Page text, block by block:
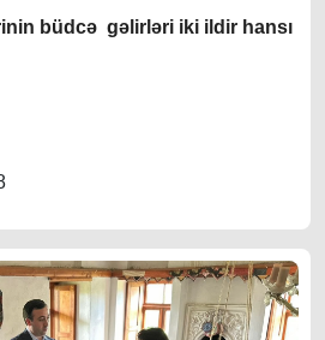
büdcə gəlirləri iki ildir hansı